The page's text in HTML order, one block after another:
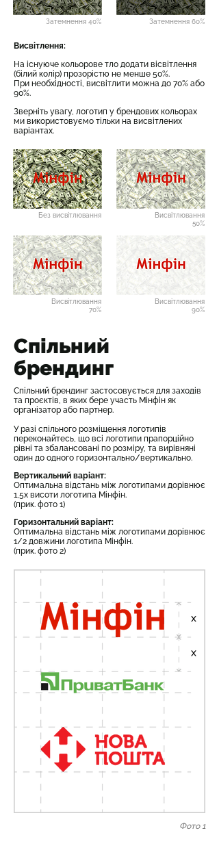
Затемнення 40% Затемнення 60%
Висвітлення:
На існуюче кольорове тло додати вісвітлення
(білий колір) прозорістю не менше 50%.
При необхідності, висвітлити можна до 70% або
90%.
Зверніть увагу, логотип у брендових кольорах
ми використовуємо тільки на висвітлених
варіантах.
Без висвітлювання
Висвітлювання
50%
Висвітлювання
70%
Висвітлювання
90%
Спільний
брендинг
Спільний брендинг застосовується для заходів
та проєктів, в яких бере участь Мінфін як
організатор або партнер.
У разі спільного розміщення логотипів
переконайтесь, що всі логотипи прапорційно
рівні та збалансовані по розміру, та вирівняні
один до одного горизонтально/вертикально.
Вертикальний варіант:
Оптимальна відстань між логотипами дорівнює
1,5х висоти логотипа Мінфін.
(прик. фото 1)
Горизонтальний варіант:
Оптимальна відстань між логотипами дорівнює
1/2 довжини логотипа Мінфін.
(прик. фото 2)
Фото 1